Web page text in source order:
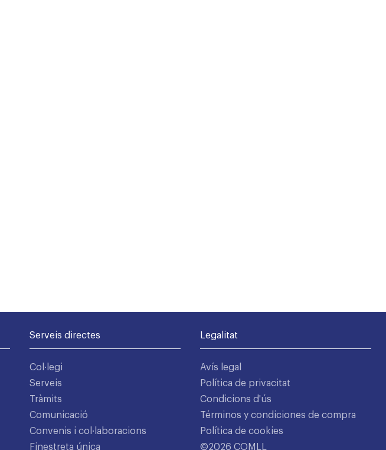
Serveis directes
Col·legi
Serveis
Tràmits
Comunicació
Convenis i col·laboracions
Finestreta única
Legalitat
Avís legal
Política de privacitat
Condicions d'ús
Términos y condiciones de compra
Política de cookies
©2026 COMLL